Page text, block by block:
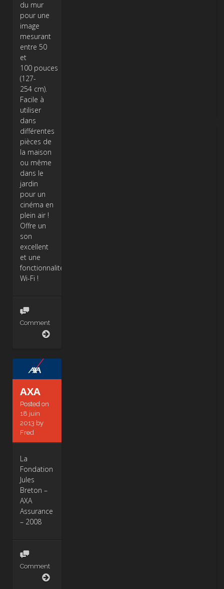
du mur
pour une
image
mesurant
entre 50
et
100 pouces
(127-
254 cm).
Facile à
utiliser
dans
différentes
pièces de
la maison
ou même
dans le
jardin
pour un
cinéma en
plein air !
Offre un
son
excellent
et une
fonctionnalité
Wi-Fi !
Comment
AXA
Posted on
18 juin
2013 by
Fred
La
Fondation
Jules
Breton –
AXA
Assurance
– 2008
Comment